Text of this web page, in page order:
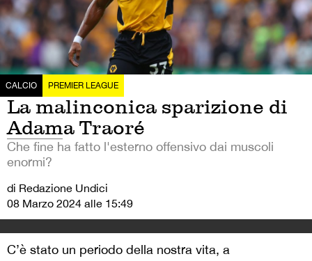
CALCIO PREMIER LEAGUE
La malinconica sparizione di
Adama Traoré
Che fine ha fatto l'esterno offensivo dai muscoli
enormi?
di Redazione Undici
08 Marzo 2024 alle 15:49
C’è stato un periodo della nostra vita, a